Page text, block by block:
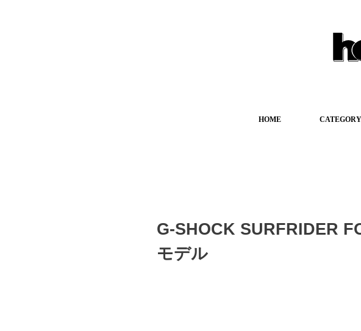
HOME CATEGORY
G-SHOCK SURFRIDER
モデル